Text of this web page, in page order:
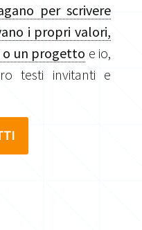
per scrivere
i propri valori,
un progetto e io,
testi invitanti e